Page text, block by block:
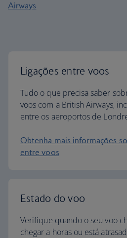
Airways
Ligações entre voos
Tudo o que precisa saber
voos com a British Airways,
entre os aeroportos de
Obtenha mais informações
entre voos
Estado do voo
Verifique quando o seu voo
chegar a horas ou está